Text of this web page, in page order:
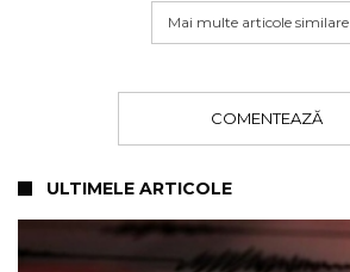
Mai multe articole similare
COMENTEAZĂ
ULTIMELE ARTICOLE